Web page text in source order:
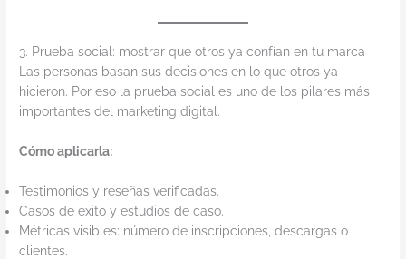
3. Prueba social: mostrar que otros ya confían en tu marca
Las personas basan sus decisiones en lo que otros ya
hicieron. Por eso la prueba social es uno de los pilares más
importantes del marketing digital.
Cómo aplicarla:
Testimonios y reseñas verificadas.
Casos de éxito y estudios de caso.
Métricas visibles: número de inscripciones, descargas o
clientes.